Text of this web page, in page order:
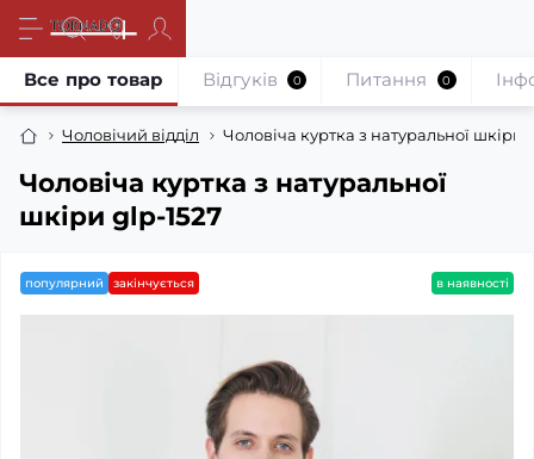
Чоловічий відділ Чоловіча куртка з натуральної шкіри
Чоловіча куртка з натуральної
шкіри glp-1527
Все про товар Відгуків 0 Питання 0
популярний закінчується в наявності